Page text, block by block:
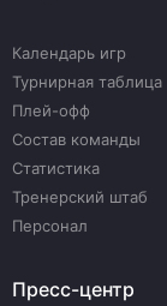
Календарь игр
Турнирная таблица
Плей-офф
Состав команды
Статистика
Тренерский штаб
Персонал
Пресс-центр